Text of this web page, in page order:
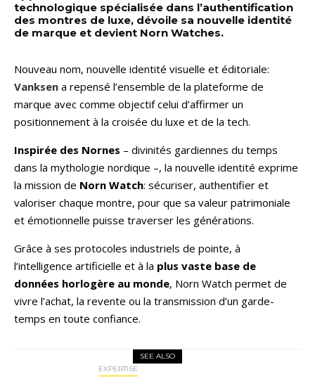
technologique spécialisée dans l’authentification
des montres de luxe, dévoile sa nouvelle identité
de marque et devient Norn Watches.
Nouveau nom, nouvelle identité visuelle et éditoriale:
Vanksen a repensé l’ensemble de la plateforme de
marque avec comme objectif celui d’affirmer un
positionnement à la croisée du luxe et de la tech.
Inspirée des Nornes – divinités gardiennes du temps
dans la mythologie nordique –, la nouvelle identité exprime
la mission de Norn Watch: sécuriser, authentifier et
valoriser chaque montre, pour que sa valeur patrimoniale
et émotionnelle puisse traverser les générations.
Grâce à ses protocoles industriels de pointe, à
l’intelligence artificielle et à la plus vaste base de
données horlogère au monde, Norn Watch permet de
vivre l’achat, la revente ou la transmission d’un garde-
temps en toute confiance.
SEE ALSO
EXPERTISE